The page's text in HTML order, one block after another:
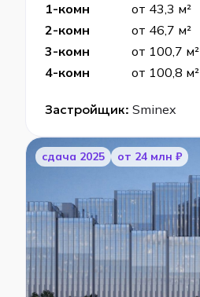
1-комн от 43,3 м²
2-комн
от 46,7 м²
3-комн
от 100,7 м²
4-комн
от 100,8 м²
Застройщик: Sminex
cдача 2025 от 24 млн ₽